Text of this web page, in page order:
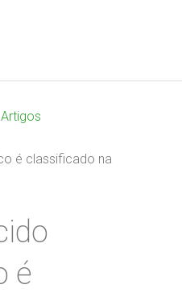
Artigos
é classificado na
é